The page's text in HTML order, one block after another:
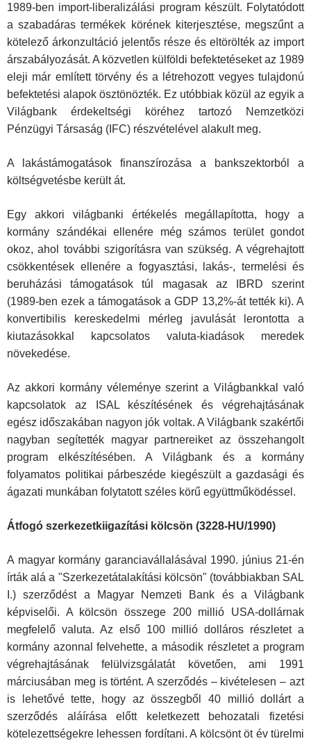
1989-ben import-liberalizálási program készült. Folytatódott
a szabadáras termékek körének kiterjesztése, megszűnt a
kötelező árkonzultáció jelentős része és eltörölték az import
árszabályozását. A közvetlen külföldi befektetéseket az 1989
eleji már említett törvény és a létrehozott vegyes tulajdonú
befektetési alapok ösztönözték. Ez utóbbiak közül az egyik a
Világbank érdekeltségi köréhez tartozó Nemzetközi
Pénzügyi Társaság (IFC) részvételével alakult meg.
A lakástámogatások finanszírozása a bankszektorból a
költségvetésbe került át.
Egy akkori világbanki értékelés megállapította, hogy a
kormány szándékai ellenére még számos terület gondot
okoz, ahol további szigorításra van szükség. A végrehajtott
csökkentések ellenére a fogyasztási, lakás-, termelési és
beruházási támogatások túl magasak az IBRD szerint
(1989-ben ezek a támogatások a GDP 13,2%-át tették ki). A
konvertibilis kereskedelmi mérleg javulását lerontotta a
kiutazásokkal kapcsolatos valuta-kiadások meredek
növekedése.
Az akkori kormány véleménye szerint a Világbankkal való
kapcsolatok az ISAL készítésének és végrehajtásának
egész időszakában nagyon jók voltak. A Világbank szakértői
nagyban segítették magyar partnereiket az összehangolt
program elkészítésében. A Világbank és a kormány
folyamatos politikai párbeszéde kiegészült a gazdasági és
ágazati munkában folytatott széles körű együttműködéssel.
Átfogó szerkezetkiigazítási kölcsön (3228-HU/1990)
A magyar kormány garanciavállalásával 1990. június 21-én
írták alá a "Szerkezetátalakítási kölcsön" (továbbiakban SAL
I.) szerződést a Magyar Nemzeti Bank és a Világbank
képviselői. A kölcsön összege 200 millió USA-dollárnak
megfelelő valuta. Az első 100 millió dolláros részletet a
kormány azonnal felvehette, a második részletet a program
végrehajtásának felülvizsgálatát követően, ami 1991
márciusában meg is történt. A szerződés – kivételesen – azt
is lehetővé tette, hogy az összegből 40 millió dollárt a
szerződés aláírása előtt keletkezett behozatali fizetési
kötelezettségekre lehessen fordítani. A kölcsönt öt év türelmi